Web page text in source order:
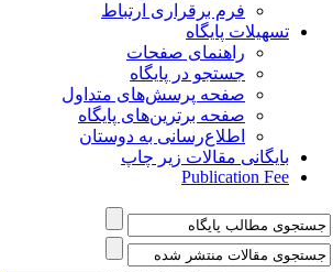
فرم برقراری ارتباط
تسهیلات پایگاه
راهنمای صفحات
جستجو در پایگاه
صفحه پرسش‌های متداول
صفحه برترین‌های پایگاه
اطلاع‌رسانی به دوستان
بایگانی مقالات زیر چاپ
Publication Fee